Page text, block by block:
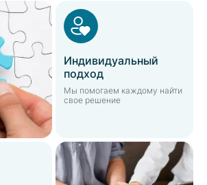
Индивидуальный
подход
Мы помогаем каждому найти
свое решение